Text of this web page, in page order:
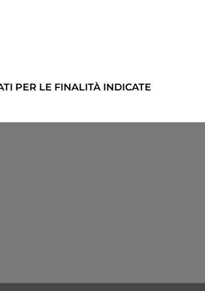
PER LE FINALITÀ INDICATE